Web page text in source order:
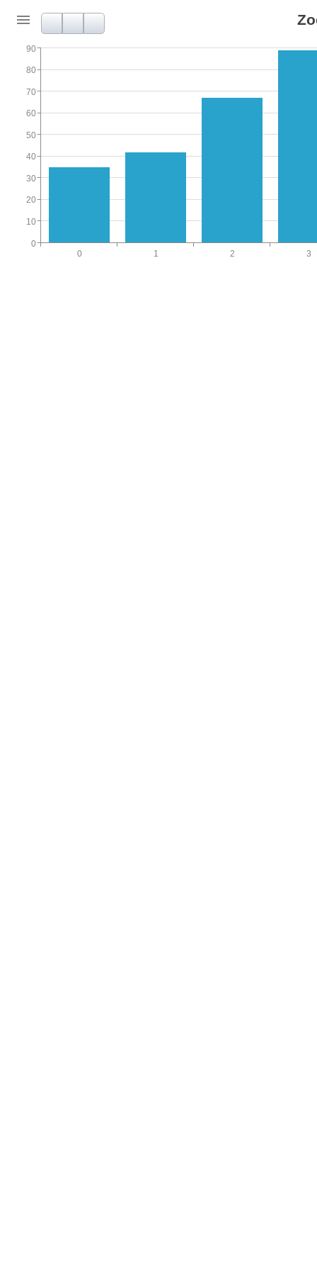
0 1 2 3
0
90
10
20
30
40
50
60
70
80